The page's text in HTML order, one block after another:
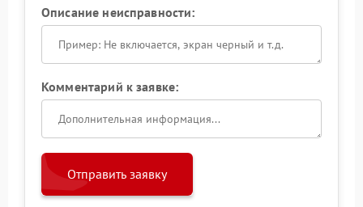
Описание неисправности:
Комментарий к заявке:
Отправить заявку